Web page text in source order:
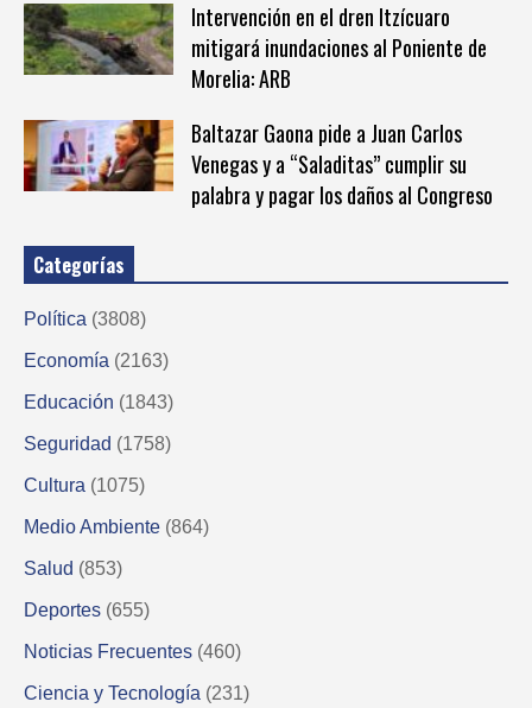
Intervención en el dren Itzícuaro
mitigará inundaciones al Poniente de
Morelia: ARB
Baltazar Gaona pide a Juan Carlos
Venegas y a “Saladitas” cumplir su
palabra y pagar los daños al Congreso
Categorías
Política (3808)
Economía (2163)
Educación (1843)
Seguridad (1758)
Cultura (1075)
Medio Ambiente (864)
Salud (853)
Deportes (655)
Noticias Frecuentes (460)
Ciencia y Tecnología (231)